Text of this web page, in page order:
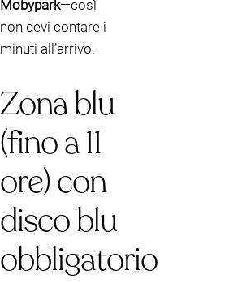
Mobypark—così
non devi contare i
minuti all’arrivo.
Zona blu
(fino a 11
ore) con
disco blu
obbligatorio